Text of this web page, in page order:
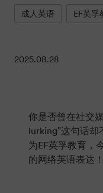
成人英语 EF英孚
2025.08.28
你是否曾在社交
lurking"这句话却
为EF英孚教育，
的网络英语表达！